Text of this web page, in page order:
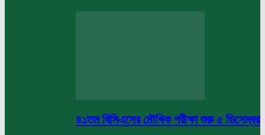
৪১তম বিসিএসের মৌখিক পরীক্ষা শুরু ৫ ডিসেম্বর